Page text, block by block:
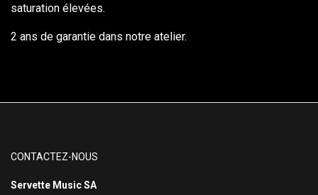
saturation élevées.
2 ans de garantie dans notre atelier.
CONTACTEZ-NOUS
Servette Music SA